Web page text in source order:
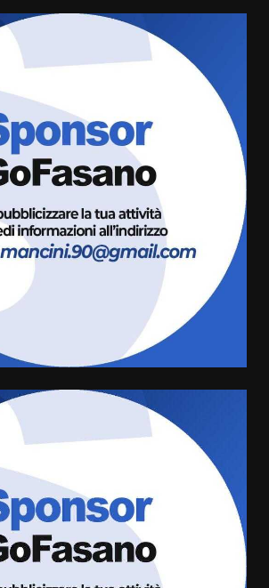
Fasanese ferito a colpi di arma
da fuoco
6 Agosto 2026 18:13
Carta d’identità: continua il piano
di aperture straordinarie del
Comune di Fasano
cittadina di Fratelli d’Italia,
pronta a tornare in Consiglio
comunale
6 Agosto 2026 08:00
Cura dei beni comuni e
cittadinanza attiva: online
l’avviso per la gestione
condivisa della Villetta di
Laureto